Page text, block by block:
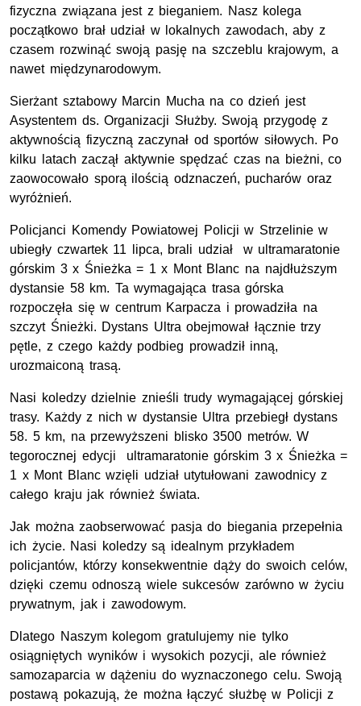
fizyczna związana jest z bieganiem. Nasz kolega
początkowo brał udział w lokalnych zawodach, aby z
czasem rozwinąć swoją pasję na szczeblu krajowym, a
nawet międzynarodowym.
Sierżant sztabowy Marcin Mucha na co dzień jest
Asystentem ds. Organizacji Służby. Swoją przygodę z
aktywnością fizyczną zaczynał od sportów siłowych. Po
kilku latach zaczął aktywnie spędzać czas na bieżni, co
zaowocowało sporą ilością odznaczeń, pucharów oraz
wyróżnień.
Policjanci Komendy Powiatowej Policji w Strzelinie w
ubiegły czwartek 11 lipca, brali udział w ultramaratonie
górskim 3 x Śnieżka = 1 x Mont Blanc na najdłuższym
dystansie 58 km. Ta wymagająca trasa górska
rozpoczęła się w centrum Karpacza i prowadziła na
szczyt Śnieżki. Dystans Ultra obejmował łącznie trzy
pętle, z czego każdy podbieg prowadził inną,
urozmaiconą trasą.
Nasi koledzy dzielnie znieśli trudy wymagającej górskiej
trasy. Każdy z nich w dystansie Ultra przebiegł dystans
58. 5 km, na przewyższeni blisko 3500 metrów. W
tegorocznej edycji ultramaratonie górskim 3 x Śnieżka =
1 x Mont Blanc wzięli udział utytułowani zawodnicy z
całego kraju jak również świata.
Jak można zaobserwować pasja do biegania przepełnia
ich życie. Nasi koledzy są idealnym przykładem
policjantów, którzy konsekwentnie dąży do swoich celów,
dzięki czemu odnoszą wiele sukcesów zarówno w życiu
prywatnym, jak i zawodowym.
Dlatego Naszym kolegom gratulujemy nie tylko
osiągniętych wyników i wysokich pozycji, ale również
samozaparcia w dążeniu do wyznaczonego celu. Swoją
postawą pokazują, że można łączyć służbę w Policji z